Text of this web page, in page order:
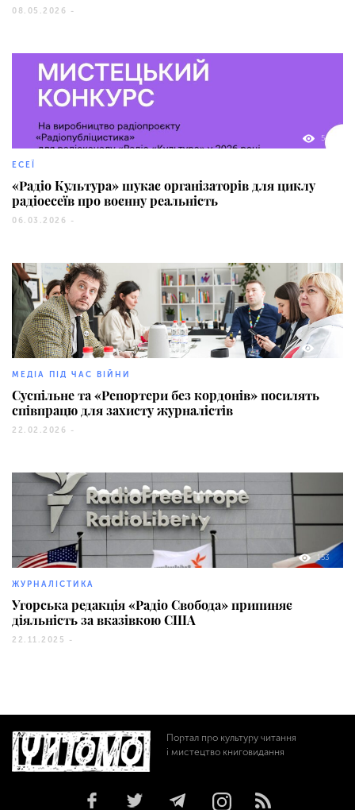
08.05.2026 -
54
ЕСЕЇ
«Радіо Культура» шукає організаторів для циклу
радіоесеїв про воєнну реальність
06.03.2026 -
62
МЕДІА ПІД ЧАС ВІЙНИ
Суспільне та «Репортери без кордонів» посилять
співпрацю для захисту журналістів
22.02.2026 -
153
ЖУРНАЛІСТИКА
Угорська редакція «Радіо Свобода» припиняє
діяльність за вказівкою США
22.11.2025 -
Портал про культуру читання
і мистецтво книговидання